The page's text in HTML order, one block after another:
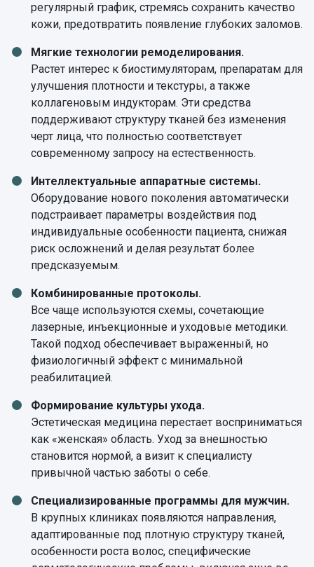
регулярный график, стремясь сохранить качество
кожи, предотвратить появление глубоких заломов.
Мягкие технологии ремоделирования.
Растет интерес к биостимуляторам, препаратам для
улучшения плотности и текстуры, а также
коллагеновым индукторам. Эти средства
поддерживают структуру тканей без изменения
черт лица, что полностью соответствует
современному запросу на естественность.
Интеллектуальные аппаратные системы.
Оборудование нового поколения автоматически
подстраивает параметры воздействия под
индивидуальные особенности пациента, снижая
риск осложнений и делая результат более
предсказуемым.
Комбинированные протоколы.
Все чаще используются схемы, сочетающие
лазерные, инъекционные и уходовые методики.
Такой подход обеспечивает выраженный, но
физиологичный эффект с минимальной
реабилитацией.
Формирование культуры ухода.
Эстетическая медицина перестает восприниматься
как «женская» область. Уход за внешностью
становится нормой, а визит к специалисту
привычной частью заботы о себе.
Специализированные программы для мужчин.
В крупных клиниках появляются направления,
адаптированные под плотную структуру тканей,
особенности роста волос, специфические